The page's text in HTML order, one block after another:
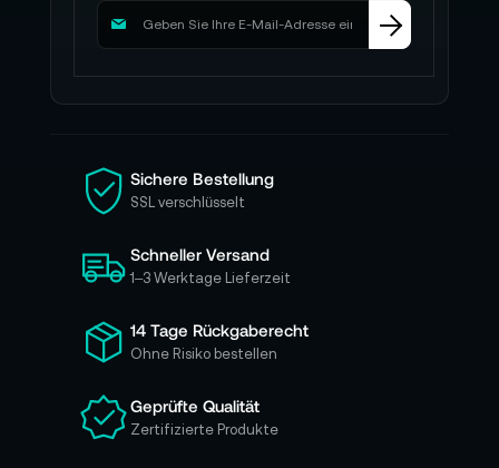
M
d
i
e
s
c
h
ü
r
u
e
Sichere Bestellung
SSL verschlüsselt
Schneller Versand
1–3 Werktage Lieferzeit
14 Tage Rückgaberecht
Ohne Risiko bestellen
Geprüfte Qualität
Zertifizierte Produkte